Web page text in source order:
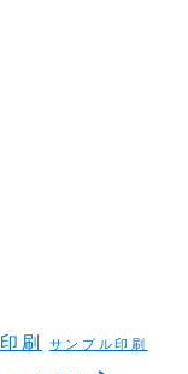
刷 サンプル印刷